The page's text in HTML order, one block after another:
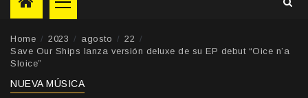
Primary
Menu
Home 2023 agosto
22
Save Our Ships lanza versión deluxe de su EP debut “Oice n’a
Sloice”
NUEVA MÚSICA